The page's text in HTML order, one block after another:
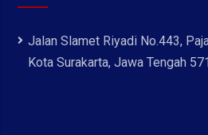
Jalan Slamet Riyadi No.443,
Kota Surakarta, Jawa Tengah